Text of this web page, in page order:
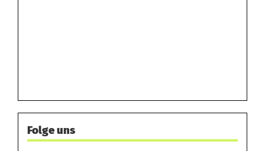
Folge uns